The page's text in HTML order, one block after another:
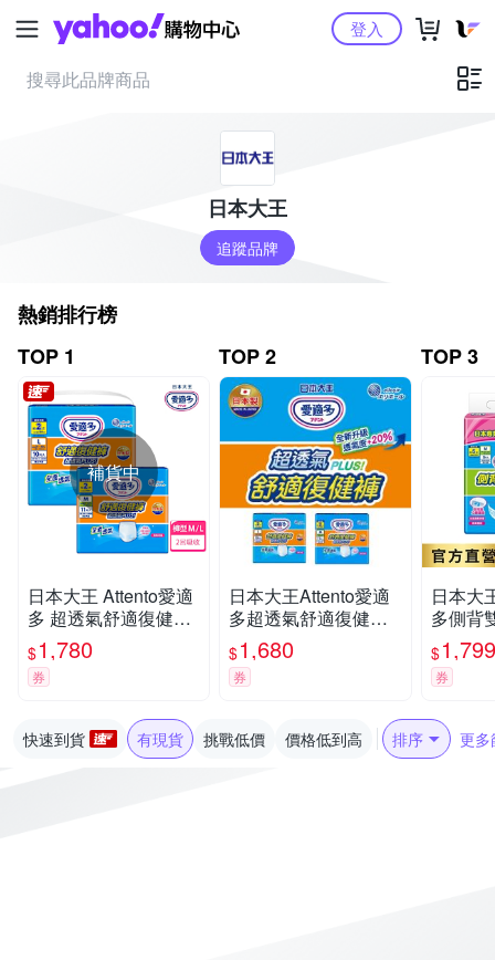
Yahoo購物中心登入
日本大王
追蹤品牌
熱銷排行榜
TOP 1
補貨中
日本大王 Attento愛適
多 超透氣舒適復健褲
M/L(箱購)
$1,780
券
TOP 2
日本大王Attento愛適
多超透氣舒適復健褲
M/L
$1,680
券
TOP 3
日本大
多側背
尿褲
(9片X8
$1,799
券
快速到貨 有現貨 挑戰低價 價格低到高 排序 更多